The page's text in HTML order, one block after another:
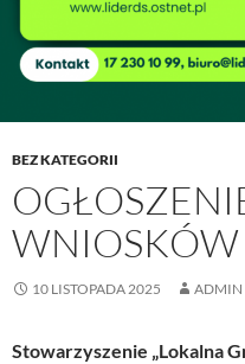
BEZ KATEGORII
10 LISTOPADA 2025 ADMIN
Stowarzyszenie „Lokalna